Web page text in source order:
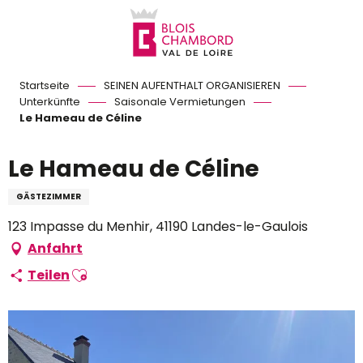
Startseite
SEINEN AUFENTHALT ORGANISIEREN
Unterkünfte
Saisonale Vermietungen
Le Hameau de Céline
Le Hameau de Céline
GÄSTEZIMMER
123 Impasse du Menhir, 41190 Landes-le-Gaulois
Anfahrt
TeilenAjouter aux favoris